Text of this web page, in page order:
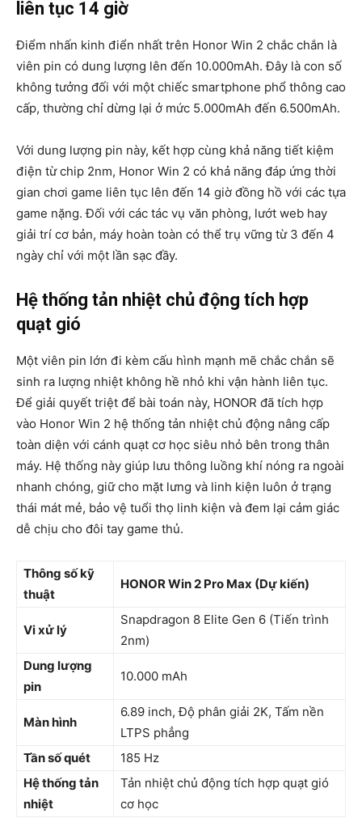
liên tục 14 giờ
Điểm nhấn kinh điển nhất trên Honor Win 2 chắc chắn là
viên pin có dung lượng lên đến 10.000mAh. Đây là con số
không tưởng đối với một chiếc smartphone phổ thông cao
cấp, thường chỉ dừng lại ở mức 5.000mAh đến 6.500mAh.
Với dung lượng pin này, kết hợp cùng khả năng tiết kiệm
điện từ chip 2nm, Honor Win 2 có khả năng đáp ứng thời
gian chơi game liên tục lên đến 14 giờ đồng hồ với các tựa
game nặng. Đối với các tác vụ văn phòng, lướt web hay
giải trí cơ bản, máy hoàn toàn có thể trụ vững từ 3 đến 4
ngày chỉ với một lần sạc đầy.
Hệ thống tản nhiệt chủ động tích hợp
quạt gió
Một viên pin lớn đi kèm cấu hình mạnh mẽ chắc chắn sẽ
sinh ra lượng nhiệt không hề nhỏ khi vận hành liên tục.
Để giải quyết triệt để bài toán này, HONOR đã tích hợp
vào Honor Win 2 hệ thống tản nhiệt chủ động nâng cấp
toàn diện với cánh quạt cơ học siêu nhỏ bên trong thân
máy. Hệ thống này giúp lưu thông luồng khí nóng ra ngoài
nhanh chóng, giữ cho mặt lưng và linh kiện luôn ở trạng
thái mát mẻ, bảo vệ tuổi thọ linh kiện và đem lại cảm giác
dễ chịu cho đôi tay game thủ.
Thông số kỹ
thuật
HONOR Win 2 Pro Max (Dự kiến)
Vi xử lý
Snapdragon 8 Elite Gen 6 (Tiến trình
2nm)
Dung lượng
pin
10.000 mAh
Màn hình
6.89 inch, Độ phân giải 2K, Tấm nền
LTPS phẳng
Tần số quét
185 Hz
Hệ thống tản
nhiệt
Tản nhiệt chủ động tích hợp quạt gió
cơ học